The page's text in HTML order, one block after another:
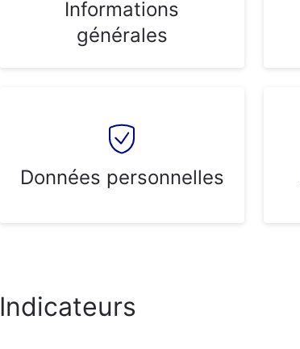
Informations
générales
Données personnelles
Indicateurs